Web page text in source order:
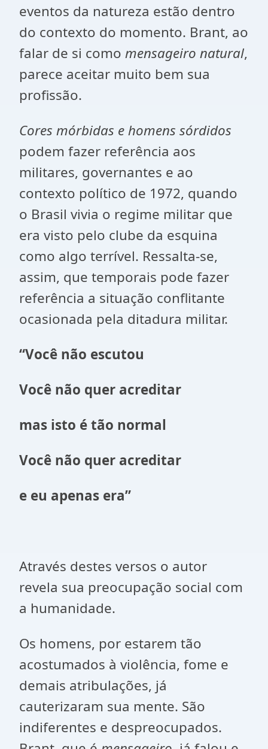
eventos da natureza estão dentro
do contexto do momento. Brant, ao
falar de si como mensageiro natural,
parece aceitar muito bem sua
profissão.
Cores mórbidas e homens sórdidos
podem fazer referência aos
militares, governantes e ao
contexto político de 1972, quando
o Brasil vivia o regime militar que
era visto pelo clube da esquina
como algo terrível. Ressalta-se,
assim, que temporais pode fazer
referência a situação conflitante
ocasionada pela ditadura militar.
“Você não escutou
Você não quer acreditar
mas isto é tão normal
Você não quer acreditar
e eu apenas era”
Através destes versos o autor
revela sua preocupação social com
a humanidade.
Os homens, por estarem tão
acostumados à violência, fome e
demais atribulações, já
cauterizaram sua mente. São
indiferentes e despreocupados.